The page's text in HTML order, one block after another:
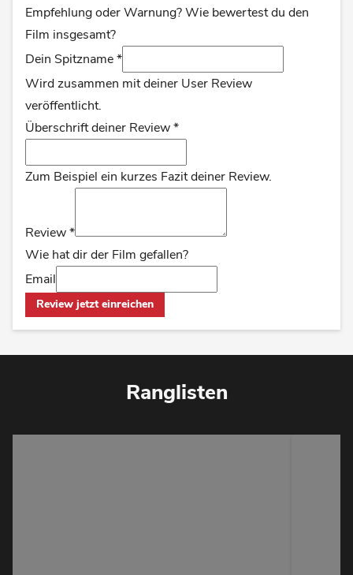
Empfehlung oder Warnung? Wie bewertest du den
Film insgesamt?
Dein Spitzname*
Wird zusammen mit deiner User Review
veröffentlicht.
Überschrift deiner Review*
Zum Beispiel ein kurzes Fazit deiner Review.
Review*
Wie hat dir der Film gefallen?
Email
Review jetzt einreichen
Ranglisten